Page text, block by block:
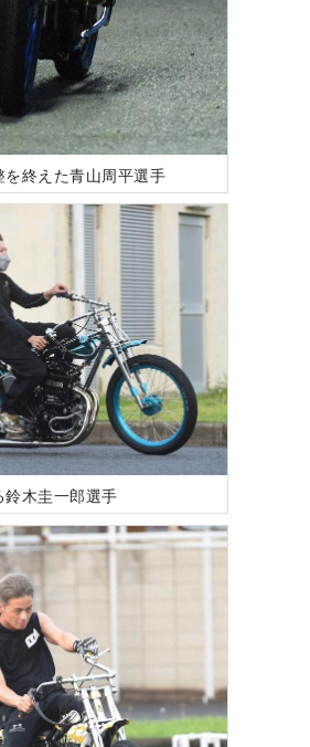
を終えた青山周平選手
鈴木圭一郎選手